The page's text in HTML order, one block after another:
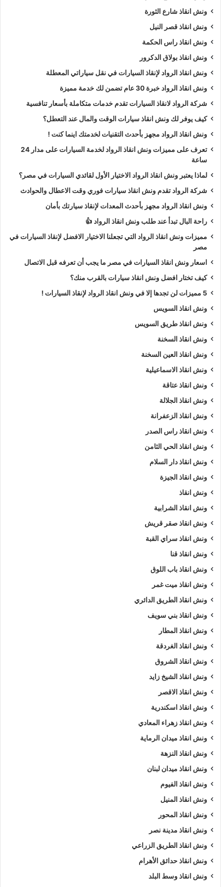
ونش انقاذ شارع الثورة
ونش انقاذ قصر النيل
ونش انقاذ راس الحكمة
ونش انقاذ بولاق الدكرور
ونش انقاذ الرواد لإنقاذ السيارات في نقل سياراتي المعطلة
ونش انقاذ الرواد خبرة 30 عام تضمن لك خدمة مميزة
شركة الرواد لانقاذ السيارات تقدم خدمات متكاملة بأسعار تنافسية
كيف يوفر لك ونش انقاذ سيارات الوقت والمال عند التعطل؟
ونش انقاذ الرواد مجهز بأحدث التقنيات لخدمتك اينما كنت !
تعرف على مميزات ونش انقاذ الرواد لخدمة السيارات على مدار 24
ساعة
لماذا يعتبر ونش انقاذ الرواد الاختيار الأول لقائدي السيارات في مصر؟
شركة الرواد تقدم ونش انقاذ سيارات فوري وقت الاعطال والحوادث
ونش انقاذ الرواد مجهز بأحدث المعدات لإنقاذ سيارتك بأمان
راحة البال تبدأ عند طلب ونش انقاذ الرواد 👍
مميزات ونش انقاذ الرواد التي تجعلنا الاختيار الافضل لإنقاذ السيارات في
مصر
اسعار ونش انقاذ السيارات في مصر ما يجب أن تعرفه قبل الاتصال
كيف تختار افضل ونش انقاذ سيارات بالقرب منك؟
5 مميزات لن تجدها إلا في ونش انقاذ الرواد لإنقاذ السيارات !
ونش انقاذ السويس
ونش انقاذ طريق السويس
ونش انقاذ السخنة
ونش انقاذ العين السخنة
ونش انقاذ الاسماعيلية
ونش انقاذ عتاقة
ونش انقاذ الجلالة
ونش انقاذ الزعفرانة
ونش انقاذ راس الصدر
ونش انقاذ الحي الثامن
ونش انقاذ دار السلام
ونش انقاذ الجيزة
ونش انقاذ
ونش انقاذ الشرابية
ونش انقاذ صقر قريش
ونش انقاذ سراي القبة
ونش انقاذ قنا
ونش انقاذ باب اللوق
ونش انقاذ ميت غمر
ونش انقاذ الطريق الدائري
ونش انقاذ بني سويف
ونش انقاذ المطار
ونش انقاذ الغردقة
ونش انقاذ الشروق
ونش انقاذ الشيخ زايد
ونش انقاذ الاقصر
ونش انقاذ اسكندرية
ونش انقاذ زهراء المعادي
ونش انقاذ ميدان الرماية
ونش انقاذ النزهة
ونش انقاذ ميدان لبنان
ونش انقاذ الفيوم
ونش انقاذ المنيل
ونش انقاذ المحور
ونش انقاذ مدينة نصر
ونش انقاذ الطريق الزراعي
ونش انقاذ حدائق الأهرام
ونش انقاذ وسط البلد